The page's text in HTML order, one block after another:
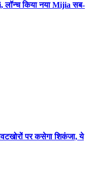
लॉन्च किया नया Mijia सब-
पर कसेगा शिकंजा, ये